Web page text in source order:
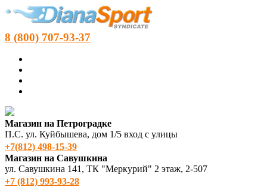
8 (800) 707-93-37
Магазин на Петроградке
П.С. ул. Куйбышева, дом 1/5 вход с улицы
+7(812) 498‑15-39
Магазин на Савушкина
ул. Савушкина 141, ТК "Меркурий" 2 этаж, 2-507
+7 (812) 993-93-28